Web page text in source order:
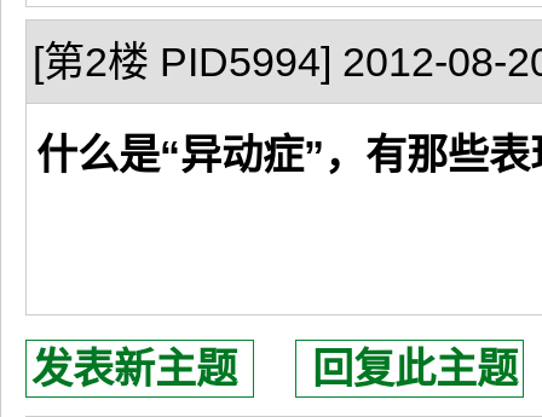
[第2楼 PID5994] 2012-08-
什么是“异动症”，有那些
发表新主题 回复此主题